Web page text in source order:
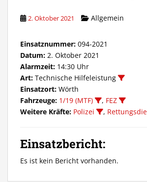
2. Oktober 2021 Allgemein
Einsatznummer: 094-2021
Datum: 2. Oktober 2021
Alarmzeit: 14:30 Uhr
Art: Technische Hilfeleistung
Einsatzort: Wörth
Fahrzeuge: 1/19 (MTF) , FEZ
Weitere Kräfte: Polizei ,
Einsatzbericht:
Es ist kein Bericht vorhanden.